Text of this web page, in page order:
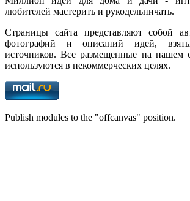
любителей мастерить и рукодельничать.
Страницы сайта представляют собой
фотографий и описаний идей,
источников. Все размещенные на нашем
используются в некоммерческих целях.
Publish modules to the "offcanvas" position.